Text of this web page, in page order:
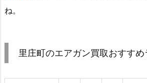
ね。
里庄町のエアガン買取おすす